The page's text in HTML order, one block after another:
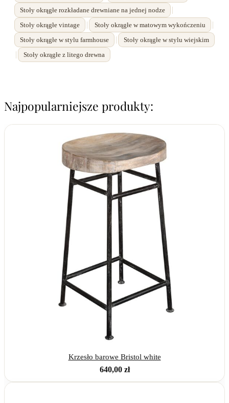
Stoły okrągłe rozkładane drewniane na jednej nodze |
Stoły okrągłe vintage | Stoły okrągłe w matowym wykończeniu |
Stoły okrągłe w stylu farmhouse | Stoły okrągłe w stylu wiejskim
| Stoły okrągłe z litego drewna
Najpopularniejsze produkty:
Krzesło barowe Bristol white
640,00 zł